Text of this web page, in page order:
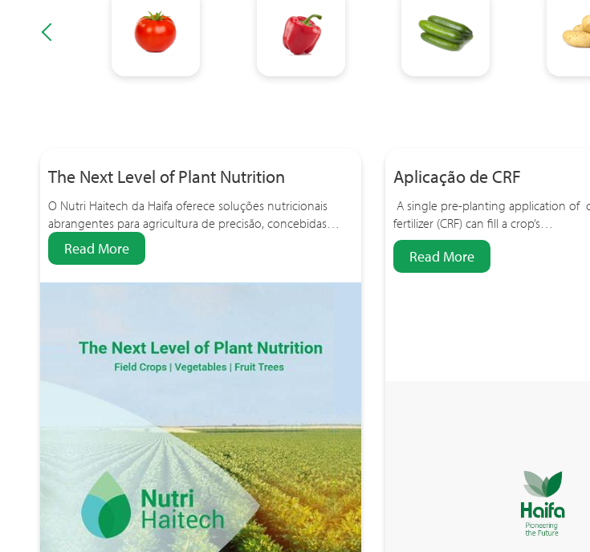
The Next Level of Plant Nutrition
O Nutri Haitech da Haifa oferece soluções nutricionais
abrangentes para agricultura de precisão, concebidas…
Read More
Aplicação de CRF
A single pre-planting application of
fertilizer (CRF) can fill a crop’s…
Read More